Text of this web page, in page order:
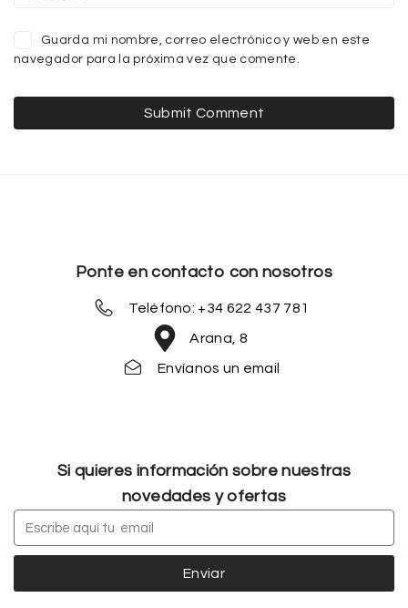
Guarda mi nombre, correo electrónico y web en este
navegador para la próxima vez que comente.
Ponte en contacto con nosotros
Teléfono: +34 622 437 781
Arana, 8
Envíanos un email
Si quieres información sobre nuestras
novedades y ofertas
Enviar